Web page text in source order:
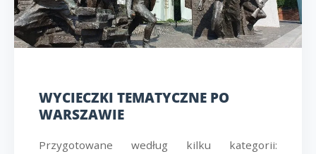
WYCIECZKI TEMATYCZNE PO
WARSZAWIE
Przygotowane według kilku kategorii: